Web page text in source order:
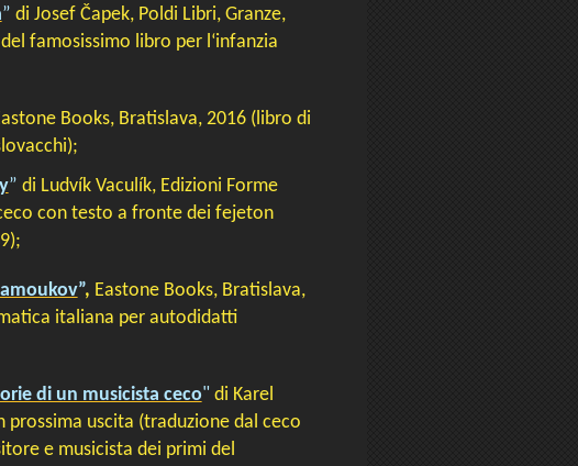
” di Josef Čapek, Poldi Libri, Granze,
famosissimo libro per l‘infanzia
Books, Bratislava, 2016 (libro di
” di Ludvík Vaculík, Edizioni Forme
con testo a fronte dei fejeton
”, Eastone Books, Bratislava,
italiana per autodidatti
di un musicista ceco" di Karel
prossima uscita (traduzione dal ceco
e musicista dei primi del